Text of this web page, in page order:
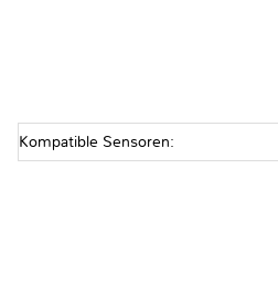
Kompatible Sensoren: